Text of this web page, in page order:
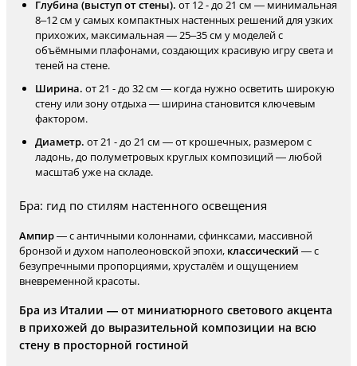
Глубина (выступ от стены). от 12 - до 21 см — минимальная
8–12 см у самых компактных настенных решений для узких
прихожих, максимальная — 25–35 см у моделей с
объёмными плафонами, создающих красивую игру света и
теней на стене.
Ширина. от 21 - до 32 см — когда нужно осветить широкую
стену или зону отдыха — ширина становится ключевым
фактором.
Диаметр. от 21 - до 21 см — от крошечных, размером с
ладонь, до полуметровых круглых композиций — любой
масштаб уже на складе.
Бра: гид по стилям настенного освещения
Ампир— с античными колоннами, сфинксами, массивной
бронзой и духом наполеоновской эпохи, классический — с
безупречными пропорциями, хрусталём и ощущением
вневременной красоты.
Бра из Италии — от миниатюрного светового акцента
в прихожей до выразительной композиции на всю
стену в просторной гостиной